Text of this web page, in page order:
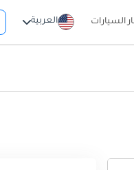
السيارات العربية